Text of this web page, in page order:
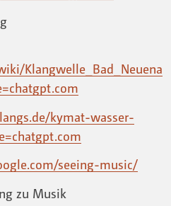
Klangwelle_Bad_Neuena
kymat-wasser-
seeing-music/
zu Musik